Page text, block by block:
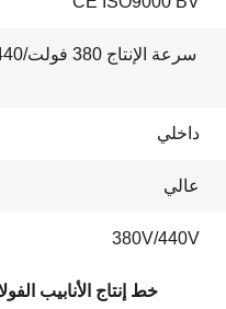
داخلي
عالي
380V/440V
خط إنتاج الأنابيب الفولاذية